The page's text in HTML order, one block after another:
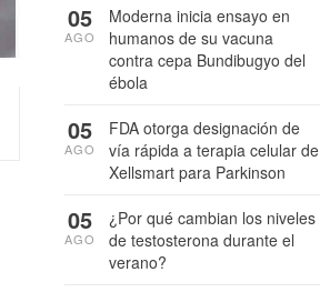
Moderna inicia ensayo en
humanos de su vacuna
contra cepa Bundibugyo del
ébola
05
AGO
FDA otorga designación de
vía rápida a terapia celular de
Xellsmart para Parkinson
05
AGO
¿Por qué cambian los niveles
de testosterona durante el
verano?
05
AGO